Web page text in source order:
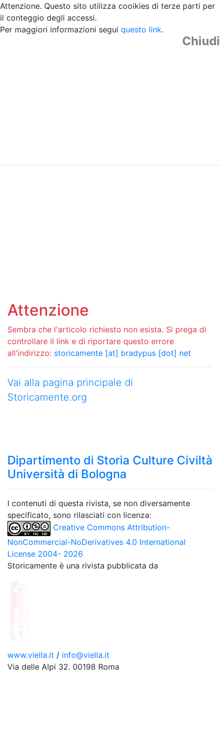
Attenzione. Questo sito utilizza cooikies di terze parti per
il conteggio degli accessi.
Per maggiori informazioni segui questo link.
Chiudi
Attenzione
Sembra che l'articolo richiesto non esista. Si prega di
controllare il link e di riportare questo errore
all'indirizzo: storicamente [at] bradypus [dot] net
Vai alla pagina principale di
Storicamente.org
Dipartimento di Storia Culture Civiltà
Università di Bologna
I contenuti di questa rivista, se non diversamente
specificato, sono rilasciati con licenza:
Creative Commons Attribution-
NonCommercial-NoDerivatives 4.0 International
License 2004- 2026
Storicamente è una rivista pubblicata da
www.viella.it / info@viella.it
Via delle Alpi 32. 00198 Roma